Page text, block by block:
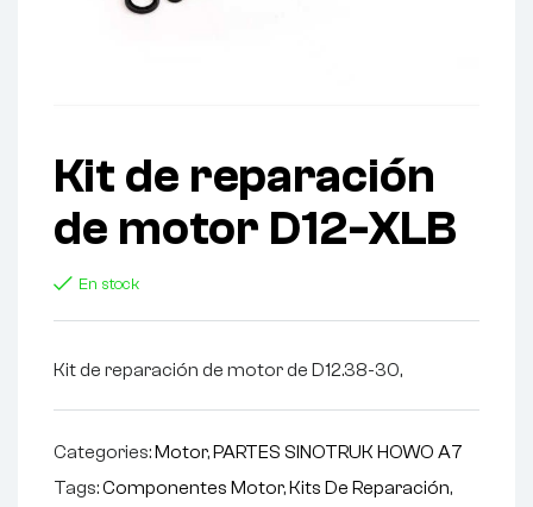
Kit de reparación
de motor D12-XLB
En stock
Kit de reparación de motor de D12.38-30,
Categories:Motor,PARTES SINOTRUK HOWO A7
Tags:Componentes Motor,Kits De Reparación,